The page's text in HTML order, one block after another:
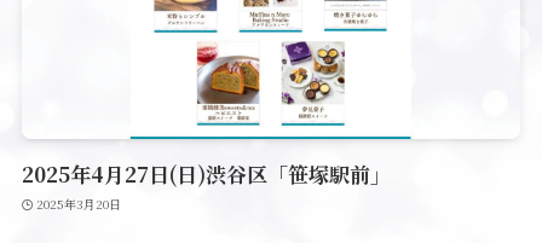
2025年4月27日(日)渋谷区「笹塚駅前」
2025年3月20日